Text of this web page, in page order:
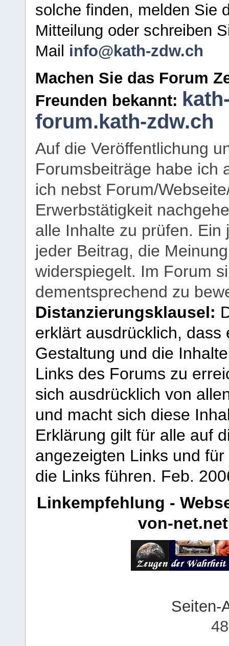
solche finden, melden Sie
Mitteilung oder schreiben
Mail info@kath-zdw.ch
Machen Sie das Forum
Freunden bekannt:
forum.kath-zdw.ch
Auf die Veröffentlichung
Forumsbeiträge habe ich
ich nebst Forum/
Erwerbstätigkeit
alle Inhalte zu prüfen.
jeder Beitrag, die
widerspiegelt. Im Forum
dementsprechend zu
Distanzierungsklausel:
erklärt ausdrücklich,
Gestaltung und die
Links des Forums zu
sich ausdrücklich von
und macht sich diese
Erklärung gilt für alle auf
angezeigten Links und
die Links führen. Feb.
Linkempfehlung -
von-net.net
Seiten-